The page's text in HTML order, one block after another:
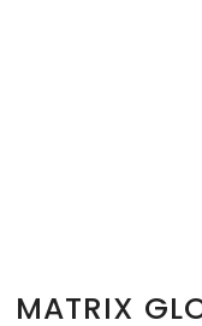
MATRIX